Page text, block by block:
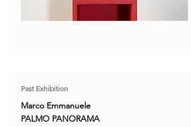
Past Exhibition
Marco Emmanuele
PALMO PANORAMA